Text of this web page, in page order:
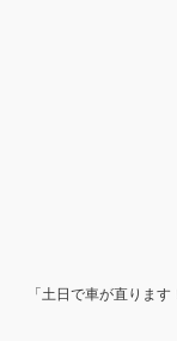
「土日で車が直りま